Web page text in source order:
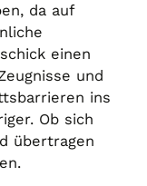
da auf
einen
und
ins
Ob sich
übertragen